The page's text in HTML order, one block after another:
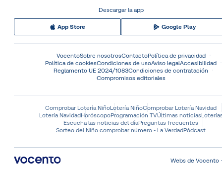
Descargar la app
App Store Google Play
VocentoSobre nosotrosContactoPolítica de privacidad
Política de cookiesCondiciones de usoAviso legalAccesibilidad
Reglamento UE 2024/1083Condiciones de contratación
Compromisos editoriales
Comprobar Lotería NiñoLotería NiñoComprobar Lotería Navidad
Lotería NavidadHoróscopoProgramación TVÚltimas noticias
Escucha las noticias del díaPreguntas frecuentes
Sorteo del Niño comprobar número - La VerdadPódcast
Webs de Vocento